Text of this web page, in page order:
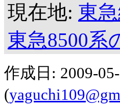
現在地: 東
東急8500系
作成日: 2009-
(